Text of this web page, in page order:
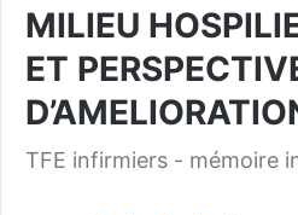
MILIEU
ET
TFE infirmiers - mémoire